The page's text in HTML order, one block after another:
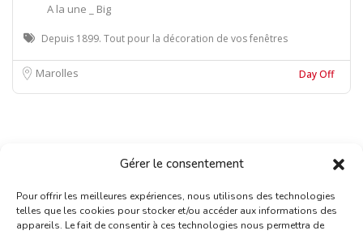
Gérer le consentement
Pour offrir les meilleures expériences, nous utilisons des technologies
telles que les cookies pour stocker et/ou accéder aux informations des
appareils. Le fait de consentir à ces technologies nous permettra de
A la une _ Big
Depuis 1899. Tout pour la décoration de vos fenêtres
Marolles Day Off